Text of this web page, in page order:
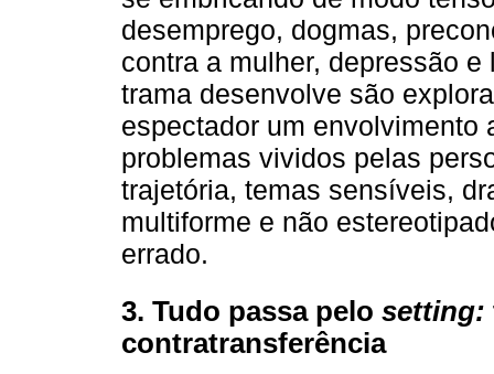
desemprego, dogmas,
contra a mulher, depressão
trama desenvolve são
espectador um envolvimento
problemas vividos pelas
trajetória, temas sensíveis,
multiforme e não
errado.
3. Tudo passa pelo setting:
contratransferência